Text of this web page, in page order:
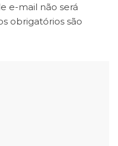
e-mail não será
obrigatórios são